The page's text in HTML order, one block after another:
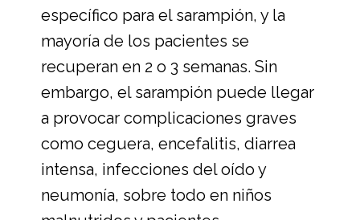
específico para el sarampión, y la
mayoría de los pacientes se
recuperan en 2 o 3 semanas. Sin
embargo, el sarampión puede llegar
a provocar complicaciones graves
como ceguera, encefalitis, diarrea
intensa, infecciones del oído y
neumonía, sobre todo en niños